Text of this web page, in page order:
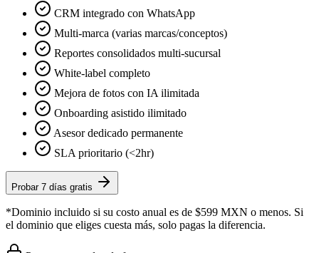
CRM integrado con WhatsApp
Multi-marca (varias marcas/conceptos)
Reportes consolidados multi-sucursal
White-label completo
Mejora de fotos con IA ilimitada
Onboarding asistido ilimitado
Asesor dedicado permanente
SLA prioritario (<2hr)
Probar 7 días gratis
*Dominio incluido si su costo anual es de $599 MXN o menos. Si
el dominio que eliges cuesta más, solo pagas la diferencia.